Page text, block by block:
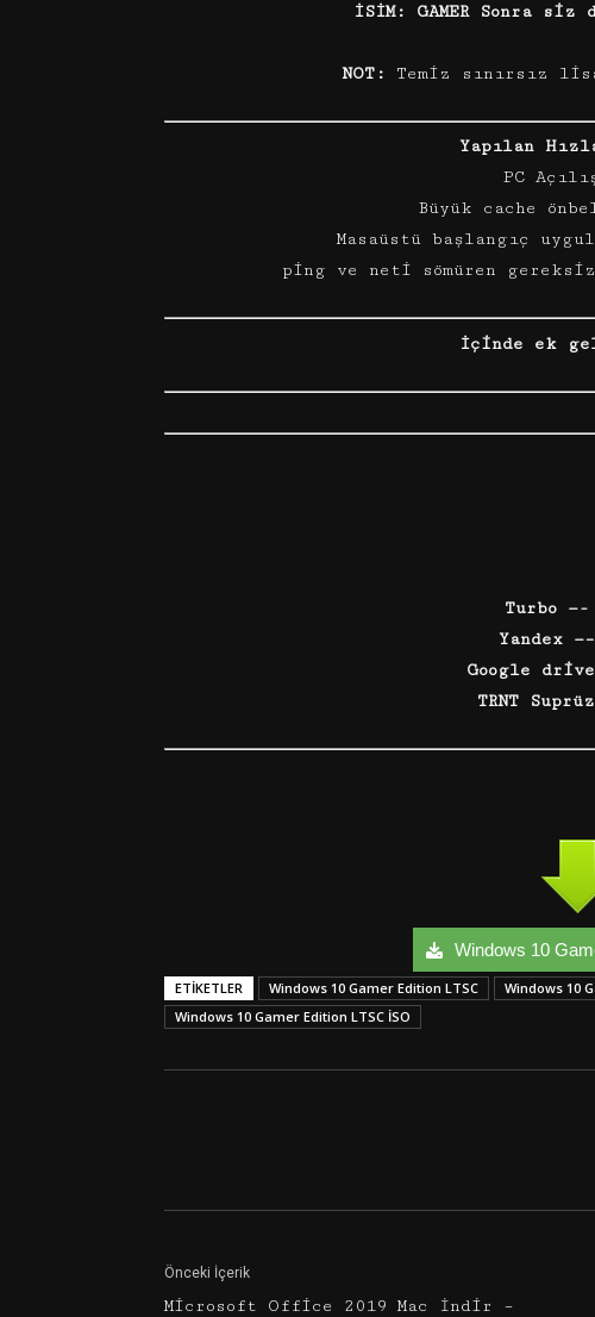
İSİM: GAMER Sonra
NOT: Temiz sınırsız
Yapılan
PC
Büyük cache
Masaüstü başlangıç
ping ve neti sömüren
İçinde ek
Turbo —-
Yandex —–
Google
TRNT
Windows 10
ETIKETLER Windows 10 Gamer Edition LTSC
Windows 10
Windows 10 Gamer Edition LTSC İSO
Önceki İçerik
Microsoft Office 2019 Mac İndir –